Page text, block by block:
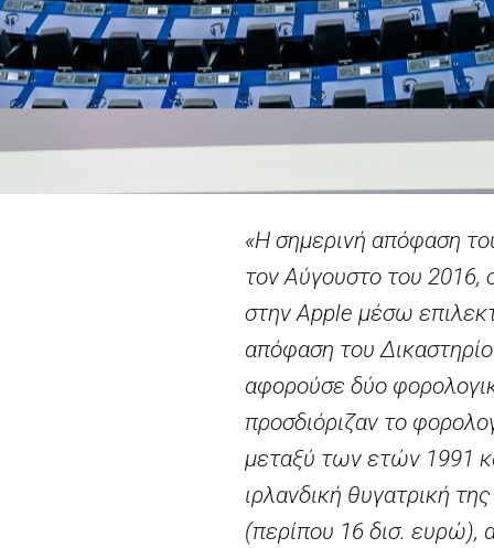
«Η σημερινή απόφαση
τον Αύγουστο του 2016,
στην Apple μέσω
απόφαση του
αφορούσε δύο
προσδιόριζαν το
μεταξύ των ετών 1991
ιρλανδική θυγατρική
(περίπου 16 δισ. ευρώ),